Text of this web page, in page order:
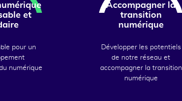
et
pour un
numérique
Accompagner la
transition
numérique
Développer les potentiels
de notre réseau et
accompagner la transition
numérique